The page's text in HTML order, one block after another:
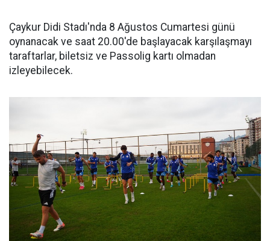
Çaykur Didi Stadı'nda 8 Ağustos Cumartesi günü
oynanacak ve saat 20.00'de başlayacak karşılaşmayı
taraftarlar, biletsiz ve Passolig kartı olmadan
izleyebilecek.